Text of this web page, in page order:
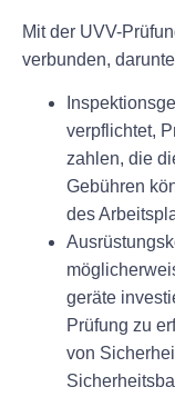
Mit der UVV-
verbunden,
verpflichtet,
zahlen, die
Gebühren
des
geräte
Prüfung zu
von